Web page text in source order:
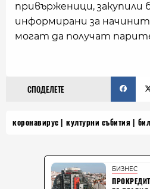
привърженици,
информирани за
могат да получат
СПОДЕЛЕТЕ
коронавирус културни събития